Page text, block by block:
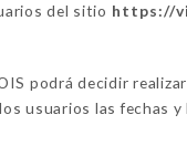
del sitio https://
podrá decidir
usuarios las fechas y